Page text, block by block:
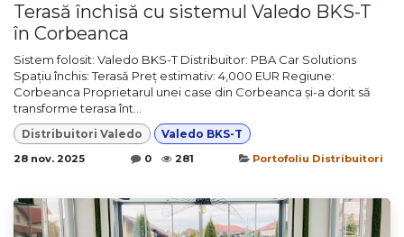
Terasă închisă cu sistemul Valedo BKS-T
în Corbeanca
Sistem folosit: Valedo BKS-T Distribuitor: PBA Car Solutions
Spațiu închis: Terasă Preț estimativ: 4,000 EUR Regiune:
Corbeanca Proprietarul unei case din Corbeanca și-a dorit să
transforme terasa înt...
Distribuitori Valedo Valedo BKS-T
28 nov. 2025 0 281 Portofoliu Distribuitori